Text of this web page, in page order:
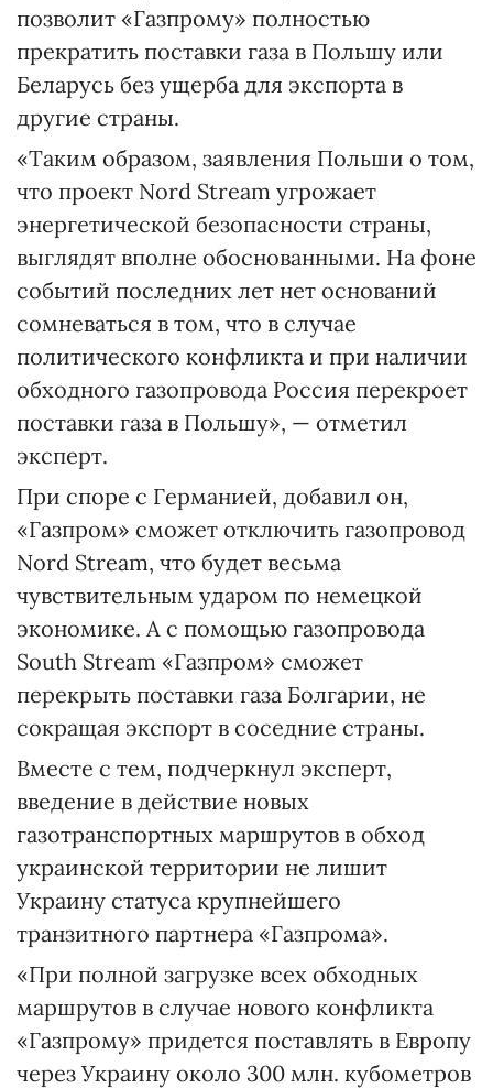
позволит «Газпрому» полностью
прекратить поставки газа в Польшу или
Беларусь без ущерба для экспорта в
другие страны.
«Таким образом, заявления Польши о том,
что проект Nord Stream угрожает
энергетической безопасности страны,
выглядят вполне обоснованными. На фоне
событий последних лет нет оснований
сомневаться в том, что в случае
политического конфликта и при наличии
обходного газопровода Россия перекроет
поставки газа в Польшу», — отметил
эксперт.
При споре с Германией, добавил он,
«Газпром» сможет отключить газопровод
Nord Stream, что будет весьма
чувствительным ударом по немецкой
экономике. А с помощью газопровода
South Stream «Газпром» сможет
перекрыть поставки газа Болгарии, не
сокращая экспорт в соседние страны.
Вместе с тем, подчеркнул эксперт,
введение в действие новых
газотранспортных маршрутов в обход
украинской территории не лишит
Украину статуса крупнейшего
транзитного партнера «Газпрома».
«При полной загрузке всех обходных
маршрутов в случае нового конфликта
«Газпрому» придется поставлять в Европу
через Украину около 300 млн. кубометров